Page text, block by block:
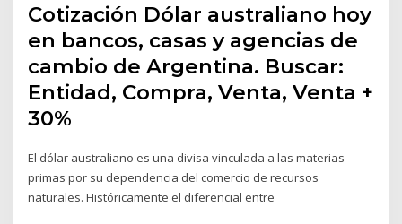
Cotización Dólar australiano hoy
en bancos, casas y agencias de
cambio de Argentina. Buscar:
Entidad, Compra, Venta, Venta +
30%
El dólar australiano es una divisa vinculada a las materias
primas por su dependencia del comercio de recursos
naturales. Históricamente el diferencial entre